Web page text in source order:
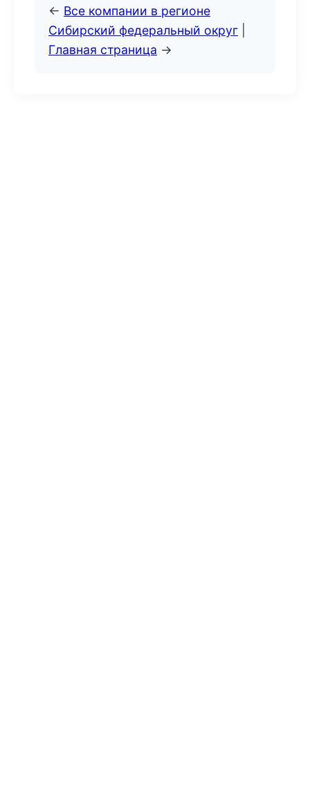
← Все компании в регионе
Сибирский федеральный округ
Главная страница →